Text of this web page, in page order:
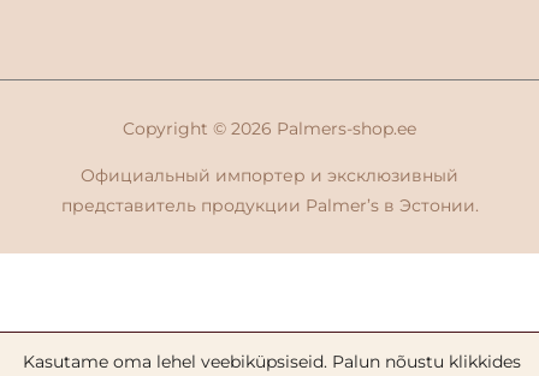
Copyright © 2026 Palmers-shop.ee
Официальный импортер и эксклюзивный
представитель продукции Palmer’s в Эстонии.
Kasutame oma lehel veebiküpsiseid. Palun nõustu klikkides